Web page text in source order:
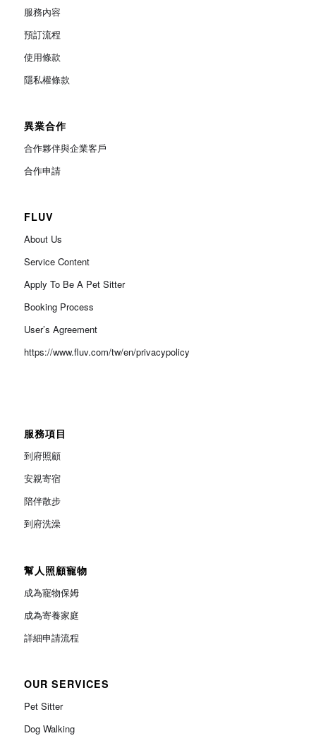
服務內容
預訂流程
使用條款
隱私權條款
異業合作
合作夥伴與企業客戶
合作申請
FLUV
About Us
Service Content
Apply To Be A Pet Sitter
Booking Process
User’s Agreement
https://www.fluv.com/tw/en/privacypolicy
服務項目
到府照顧
安親寄宿
陪伴散步
到府洗澡
幫人照顧寵物
成為寵物保姆
成為寄養家庭
詳細申請流程
OUR SERVICES
Pet Sitter
Dog Walking